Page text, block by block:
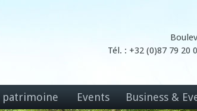
Tél. : +32 (0)87 79 20
patrimoine Events Business &